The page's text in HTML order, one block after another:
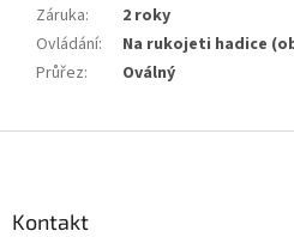
Záruka:
2 roky
Ovládání:
Na rukojeti hadice
Průřez: Oválný
Kontakt